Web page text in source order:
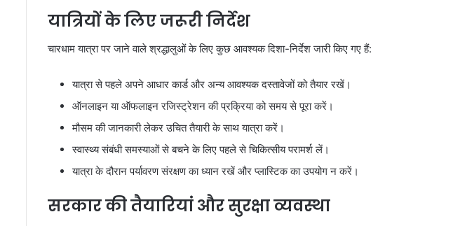
यात्रियों के लिए जरूरी निर्देश
चारधाम यात्रा पर जाने वाले श्रद्धालुओं के लिए कुछ आवश्यक दिशा-निर्देश जारी किए गए हैं:
यात्रा से पहले अपने आधार कार्ड और अन्य आवश्यक दस्तावेजों को तैयार रखें।
ऑनलाइन या ऑफलाइन रजिस्ट्रेशन की प्रक्रिया को समय से पूरा करें।
मौसम की जानकारी लेकर उचित तैयारी के साथ यात्रा करें।
स्वास्थ्य संबंधी समस्याओं से बचने के लिए पहले से चिकित्सीय परामर्श लें।
यात्रा के दौरान पर्यावरण संरक्षण का ध्यान रखें और प्लास्टिक का उपयोग न करें।
सरकार की तैयारियां और सुरक्षा व्यवस्था